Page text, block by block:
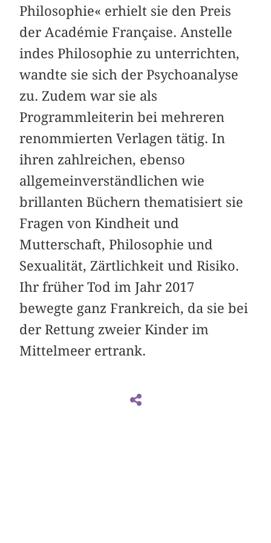
Philosophie« erhielt sie den Preis
der Académie Française. Anstelle
indes Philosophie zu unterrichten,
wandte sie sich der Psychoanalyse
zu. Zudem war sie als
Programmleiterin bei mehreren
renommierten Verlagen tätig. In
ihren zahlreichen, ebenso
allgemeinverständlichen wie
brillanten Büchern thematisiert sie
Fragen von Kindheit und
Mutterschaft, Philosophie und
Sexualität, Zärtlichkeit und Risiko.
Ihr früher Tod im Jahr 2017
bewegte ganz ­Frankreich, da sie bei
der Rettung zweier Kinder im
Mittelmeer ertrank.